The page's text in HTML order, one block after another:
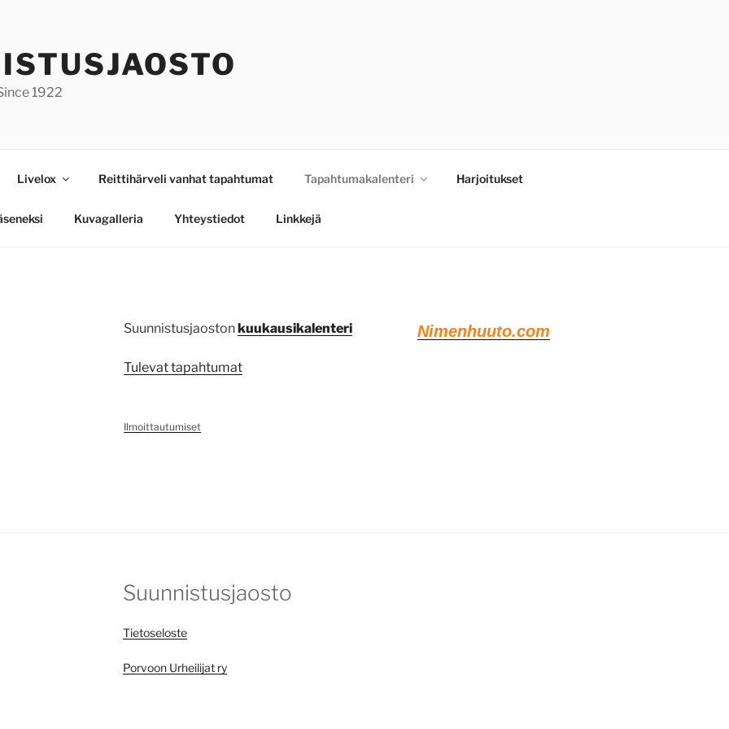
1922
Livelox Reittihärveli vanhat tapahtumat Tapahtumakalenteri Harjoitukset
Kuvagalleria Yhteystiedot Linkkejä
Suunnistusjaostonkuukausikalenteri Nimenhuuto.com
Tulevat tapahtumat
Ilmoittautumiset
Suunnistusjaosto
Tietoseloste
Porvoon Urheilijat ry